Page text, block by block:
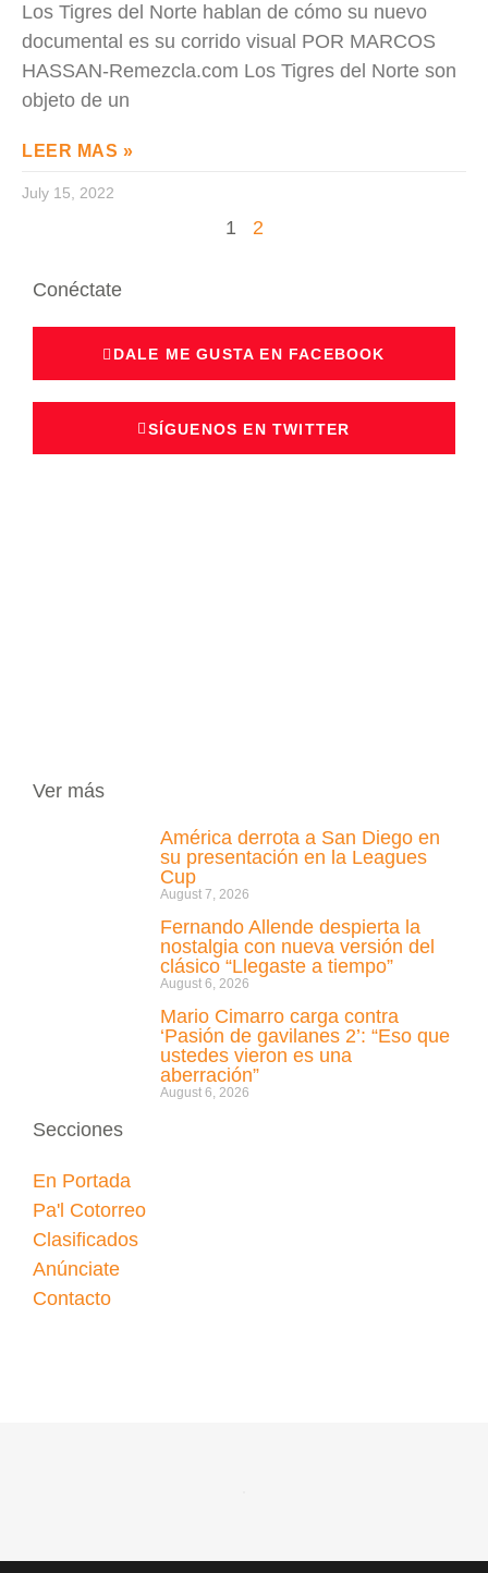
Los Tigres del Norte hablan de cómo su nuevo
documental es su corrido visual POR MARCOS
HASSAN-Remezcla.com Los Tigres del Norte son
objeto de un
LEER MAS »
July 15, 2022
1 2
Conéctate
DALE ME GUSTA EN FACEBOOK
SÍGUENOS EN TWITTER
Ver más
América derrota a San Diego en
su presentación en la Leagues
Cup
August 7, 2026
Fernando Allende despierta la
nostalgia con nueva versión del
clásico “Llegaste a tiempo”
August 6, 2026
Mario Cimarro carga contra
‘Pasión de gavilanes 2’: “Eso que
ustedes vieron es una
aberración”
August 6, 2026
Secciones
En Portada
Pa'l Cotorreo
Clasificados
Anúnciate
Contacto